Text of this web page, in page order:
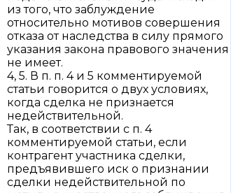
из того, что заблуждение
относительно мотивов совершения
отказа от наследства в силу прямого
указания закона правового значения
не имеет.
4, 5. В п. п. 4 и 5 комментируемой
статьи говорится о двух условиях,
когда сделка не признается
недействительной.
Так, в соответствии с п. 4
комментируемой статьи, если
контрагент участника сделки,
предъявившего иск о признании
сделки недействительной по